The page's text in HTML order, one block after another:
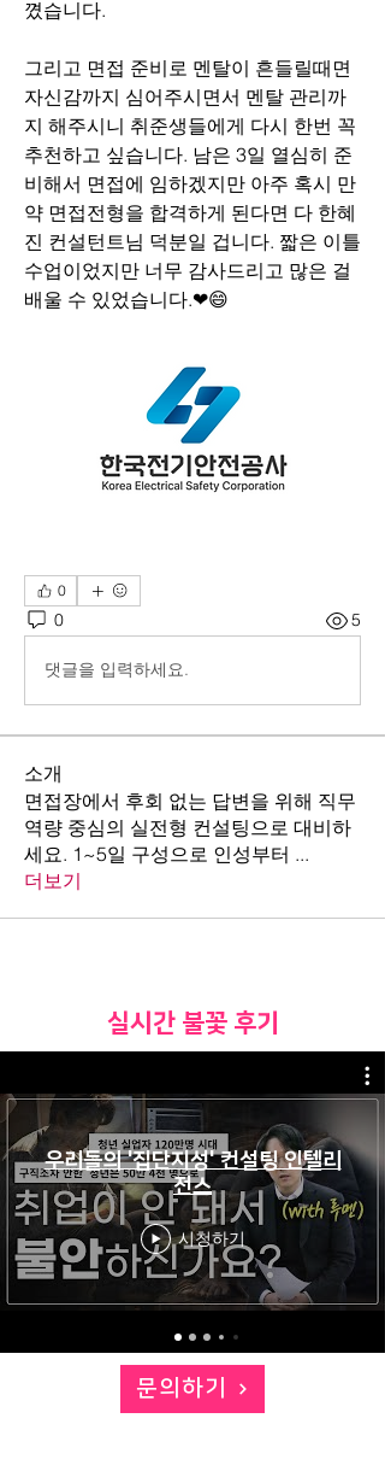
꼈습니다.
그리고 면접 준비로 멘탈이 흔들릴때면
자신감까지 심어주시면서 멘탈 관리까
지 해주시니 취준생들에게 다시 한번 꼭
추천하고 싶습니다. 남은 3일 열심히 준
비해서 면접에 임하겠지만 아주 혹시 만
약 면접전형을 합격하게 된다면 다 한혜
진 컨설턴트님 덕분일 겁니다. 짧은 이틀
수업이었지만 너무 감사드리고 많은 걸
배울 수 있었습니다.❤😄
0
0 5
댓글을 입력하세요.
소개
면접장에서 후회 없는 답변을 위해 직무
역량 중심의 실전형 컨설팅으로 대비하
세요. 1~5일 구성으로 인성부터 ...
더보기
​실시간 불꽃 후기
우리들의 '집단지성' 컨설팅 인텔리
전스
시청하기
문의하기